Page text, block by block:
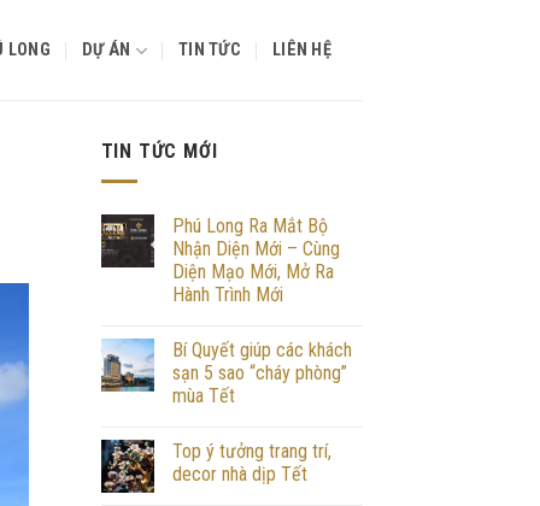
LONG DỰ ÁN TIN TỨC LIÊN HỆ
TIN TỨC MỚI
Phú Long Ra Mắt Bộ
Nhận Diện Mới – Cùng
Diện Mạo Mới, Mở Ra
Hành Trình Mới
Bí Quyết giúp các khách
sạn 5 sao “cháy phòng”
mùa Tết
Top ý tưởng trang trí,
decor nhà dịp Tết